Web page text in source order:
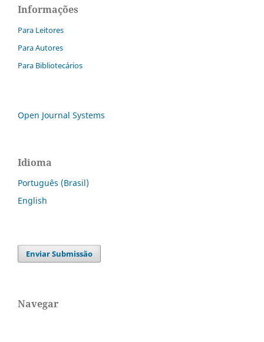
Informações
Para Leitores
Para Autores
Para Bibliotecários
Open Journal Systems
Idioma
Português (Brasil)
English
Enviar Submissão
Navegar